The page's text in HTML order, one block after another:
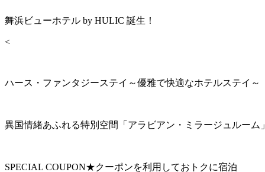
舞浜ビューホテル by HULIC 誕生！
<
ハース・ファンタジーステイ～優雅で快適なホテルステイ～
異国情緒あふれる特別空間「アラビアン・ミラージュルーム
SPECIAL COUPON★クーポンを利用しておトクに宿泊